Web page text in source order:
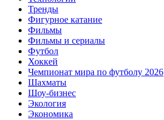
Тренды
Фигурное катание
Фильмы
Фильмы и сериалы
Футбол
Хоккей
Чемпионат мира по футболу 2026
Шахматы
Шоу-бизнес
Экология
Экономика